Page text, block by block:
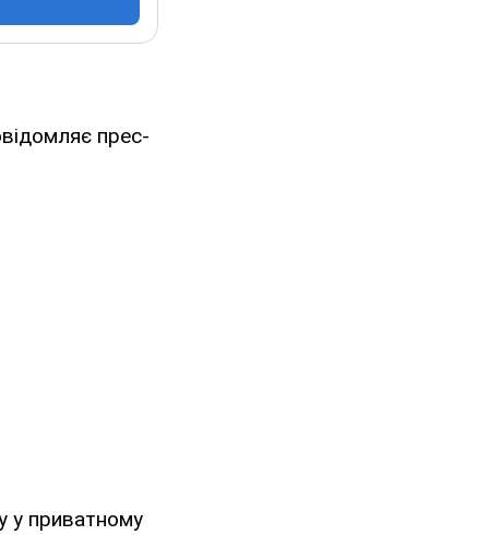
прес-
у приватному